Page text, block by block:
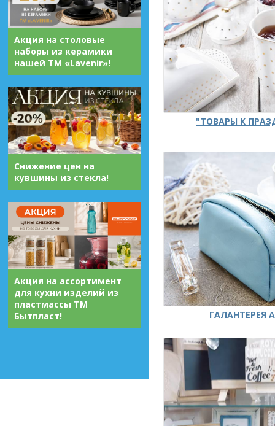
Акция на столовые
наборы из керамики
нашей ТМ «Lavenir»!
Снижение цен на
кувшины из стекла!
Акция на ассортимент
для кухни изделий из
пластмассы ТМ
Бытпласт!
"ТОВАРЫ К
ГАЛАНТЕРЕЯ